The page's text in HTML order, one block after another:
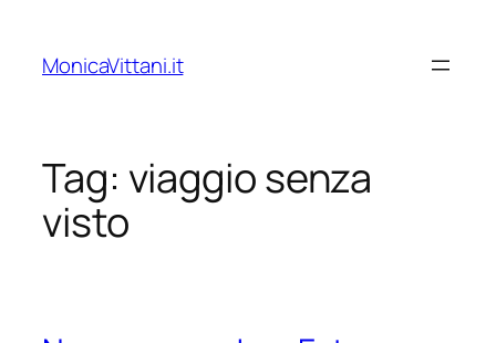
contenuto
MonicaVittani.it
Tag: viaggio senza
visto